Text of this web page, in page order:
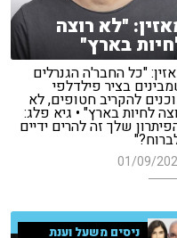
"לא רוצה
בארץ"
"כל החבר'ה הגנרלים
בציר פילדלפי
להקריב חטופים, לא
לחיות בארץ" • גיא פלג:
שלך זה להרים ידיים
01/09/
ניסים משעל וענת